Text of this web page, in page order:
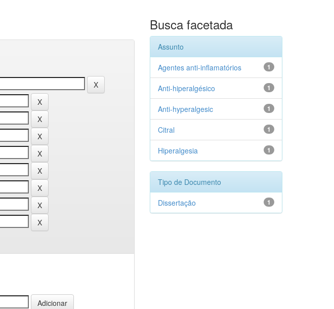
Busca facetada
Assunto
1
Agentes anti-inflamatórios
1
Anti-hiperalgésico
1
Anti-hyperalgesic
1
Citral
1
Hiperalgesia
Tipo de Documento
1
Dissertação